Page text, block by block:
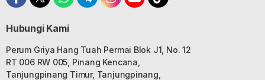
Hubungi Kami
Perum Griya Hang Tuah Permai Blok J1, No. 12
RT 006 RW 005, Pinang Kencana,
Tanjungpinang Timur, Tanjungpinang,